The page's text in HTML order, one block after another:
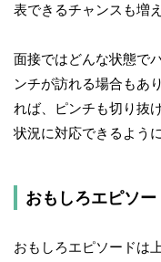
表できるチャンスも増え
面接ではどんな状態で
ンチが訪れる場合もあ
れば、ピンチも切り抜
状況に対応できるよう
おもしろエピソ
おもしろエピソードは